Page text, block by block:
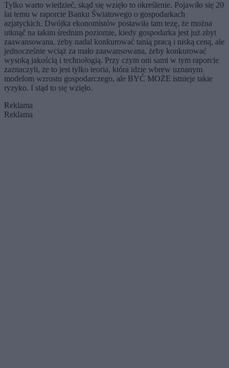
Tylko warto wiedzieć, skąd się wzięło to określenie. Pojawiło się 20
lat temu w raporcie Banku Światowego o gospodarkach
azjatyckich. Dwójka ekonomistów postawiła tam tezę, że można
utknąć na takim średnim poziomie, kiedy gospodarka jest już zbyt
zaawansowana, żeby nadal konkurować tanią pracą i niską ceną, ale
jednocześnie wciąż za mało zaawansowana, żeby konkurować
wysoką jakością i technologią. Przy czym oni sami w tym raporcie
zaznaczyli, że to jest tylko teoria, która idzie wbrew uznanym
modelom wzrostu gospodarczego, ale BYĆ MOŻE istnieje takie
ryzyko. I stąd to się wzięło.
Reklama
Reklama